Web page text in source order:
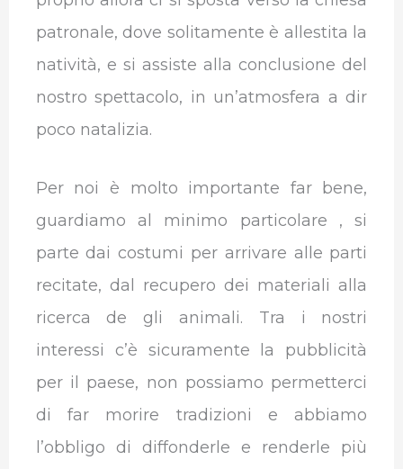
patronale, dove solitamente è allestita la
natività, e si assiste alla conclusione del
nostro spettacolo, in un’atmosfera a dir
poco natalizia.
Per noi è molto importante far bene,
guardiamo al minimo particolare , si
parte dai costumi per arrivare alle parti
recitate, dal recupero dei materiali alla
ricerca de gli animali. Tra i nostri
interessi c’è sicuramente la pubblicità
per il paese, non possiamo permetterci
di far morire tradizioni e abbiamo
l’obbligo di diffonderle e renderle più